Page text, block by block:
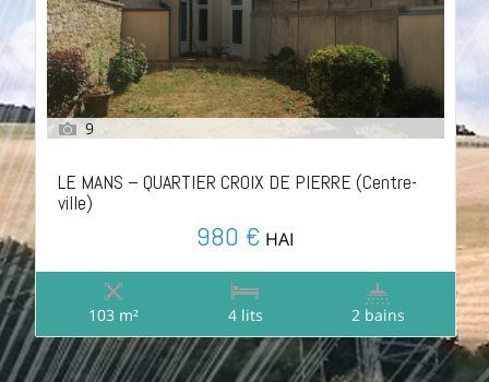
9
LE MANS – QUARTIER CROIX DE PIERRE (Centre-
ville)
980 € HAI
103 m² 4 lits 2 bains